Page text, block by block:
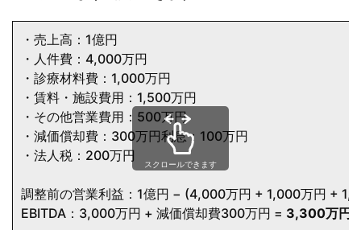
・売上高：1億円
・人件費：4,000万円
・診療材料費：1,000万円
・賃料・施設費用：1,500万円
・その他営業費用：500万円
・減価償却費：300万円利息：100万円
・法人税：200万円
調整前の営業利益：1億円 − (4,000万円 + 1,000万円 +
EBITDA：3,000万円 + 減価償却費300万円 = 3,300万円
スクロールできます